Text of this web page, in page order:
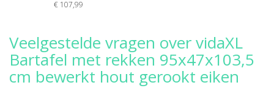
€ 107,99
Veelgestelde vragen over vidaXL
Bartafel met rekken 95x47x103,5
cm bewerkt hout gerookt eiken